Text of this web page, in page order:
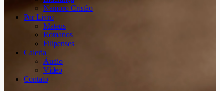
Namoro Cristão
Por Livro
Mateus
Romanos
Filipenses
Galeria
Áudio
Vídeo
Contato